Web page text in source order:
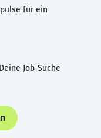
für ein
Job-Suche